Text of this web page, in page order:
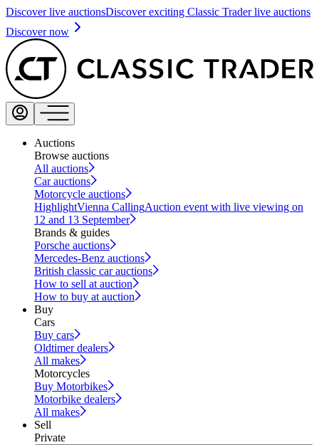
Discover live auctionsDiscover exciting Classic Trader live auctions
Discover now
Auctions
Browse auctions
All auctions
Car auctions
Motorcycle auctions
HighlightVienna CallingAuction event with live viewing on
12 and 13 September
Brands & guides
Porsche auctions
Mercedes-Benz auctions
British classic car auctions
How to sell at auction
How to buy at auction
Buy
Cars
Buy cars
Oldtimer dealers
All makes
Motorcycles
Buy Motorbikes
Motorbike dealers
All makes
Sell
Private